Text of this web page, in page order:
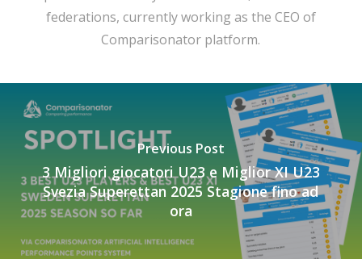
federations, currently working as the CEO of
Comparisonator platform.
Previous Post
3 Migliori giocatori U23 e Miglior XI U23
Svezia Superettan 2025 Stagione fino ad
ora